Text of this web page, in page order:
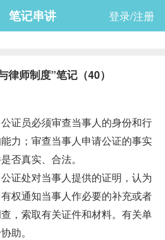
笔记串讲 登录/注册
律师制度”笔记（40）
必须审查当事人的身份和行
力；审查当事人申请公证的事实
否真实、合法。
对当事人提供的证明，认为
权通知当事人作必要的补充或者
，索取有关证件和材料。有关单
助。